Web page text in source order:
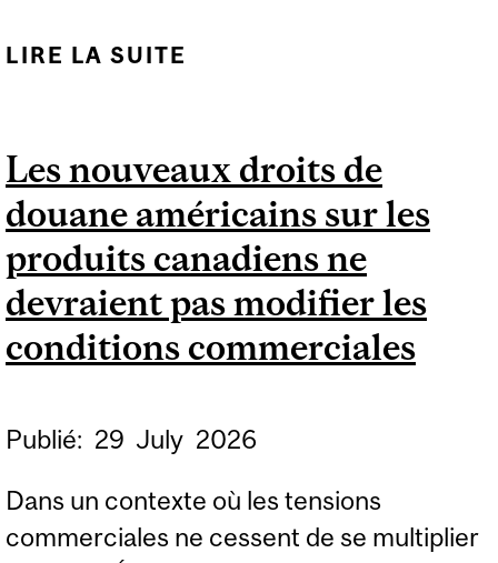
LIRE LA SUITE
Les nouveaux droits de
douane américains sur les
produits canadiens ne
devraient pas modifier les
conditions commerciales
Publié: 29 July 2026
Dans un contexte où les tensions
commerciales ne cessent de se multiplier